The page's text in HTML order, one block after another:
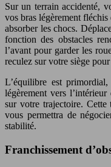
Sur un terrain accidenté,
vos bras légèrement
absorber les chocs.
fonction des obstacles
l’avant pour garder les
reculez sur votre siège
L’équilibre est
légèrement vers
sur votre trajectoire. Cette
vous permettra de
stabilité.
Franchissement